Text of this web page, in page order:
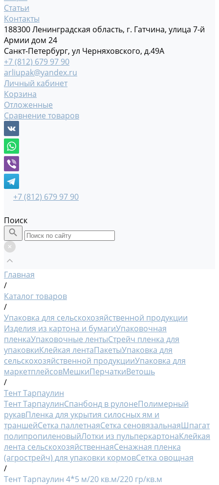
Статьи
Контакты
188300 Ленинградская область, г. Гатчина, улица 7-й
Армии дом 24
Санкт-Петербург, ул Черняховского, д.49А
+7 (812) 679 97 90
arliupak@yandex.ru
Личный кабинет
Корзина
Отложенные
Сравнение товаров
+7 (812) 679 97 90
Поиск
Главная
/
Каталог товаров
/
Упаковка для сельскохозяйственной продукции
Изделия из картона и бумагиУпаковочная
пленкаУпаковочные лентыСтрейч пленка для
упаковкиКлейкая лентаПакетыУпаковка для
сельскохозяйственной продукцииУпаковка для
маркетплейсовМешкиПерчаткиВетошь
/
Тент Тарпаулин
Тент ТарпаулинСпанбонд в рулонеПолимерный
рукавПленка для укрытия силосных ям и
траншейСетка паллетнаяСетка сеновязальнаяШпагат
полипропиленовыйЛотки из пульперкартонаКлейкая
лента сельскохозяйственнаяСенажная пленка
(агрострейч) для упаковки кормовСетка овощная
/
Тент Тарпаулин 4*5 м/20 кв.м/220 гр/кв.м